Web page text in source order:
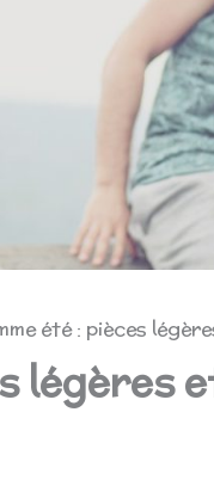
été : pièces
légères